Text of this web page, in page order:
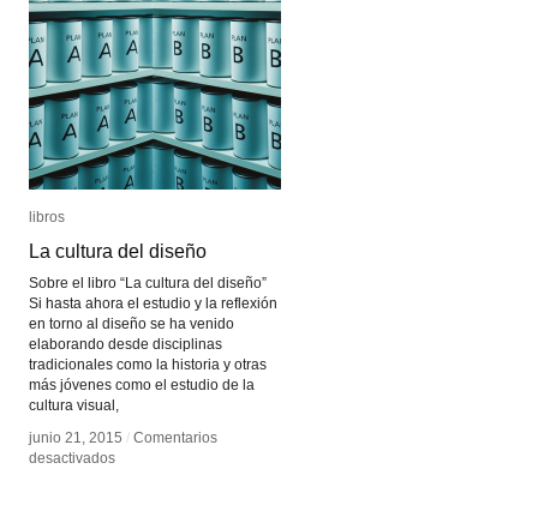
libros
La cultura del diseño
Sobre el libro “La cultura del diseño”
Si hasta ahora el estudio y la reflexión
en torno al diseño se ha venido
elaborando desde disciplinas
tradicionales como la historia y otras
más jóvenes como el estudio de la
cultura visual,
junio 21, 2015 / Comentarios
desactivadosen
libros
La cultura del diseño
junio 21, 2015 / Comentarios
desactivadosen